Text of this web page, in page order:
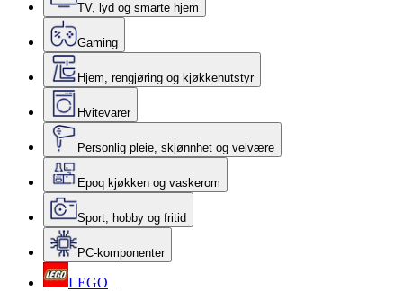
TV, lyd og smarte hjem
Gaming
Hjem, rengjøring og kjøkkenutstyr
Hvitevarer
Personlig pleie, skjønnhet og velvære
Epoq kjøkken og vaskerom
Sport, hobby og fritid
PC-komponenter
LEGO